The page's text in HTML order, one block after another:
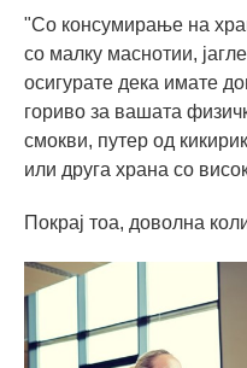
"Со консумирање на
со малку маснотии,
осигурате дека имате
гориво за вашата
смокви, путер од
или друга храна со
Покрај тоа, доволна